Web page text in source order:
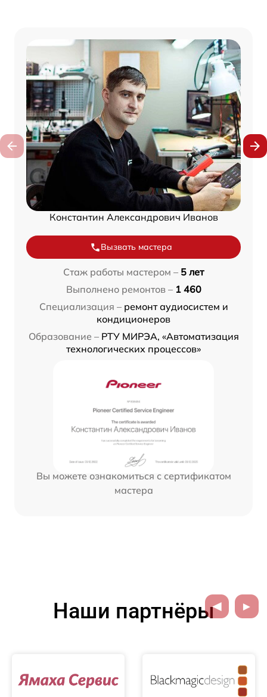
Константин Александрович Иванов
Вызвать мастера
Стаж работы мастером – 5 лет
Выполнено ремонтов – 1 460
Специализация – ремонт аудиосистем и
кондиционеров
Образование – РТУ МИРЭА, «Автоматизация
технологических процессов»
Вы можете ознакомиться с сертификатом
мастера
Наши партнёры